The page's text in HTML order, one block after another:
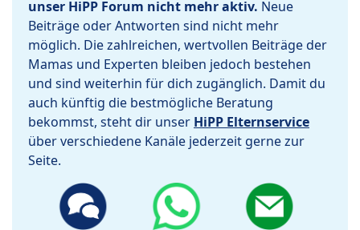
unser HiPP Forum nicht mehr aktiv. Neue
Beiträge oder Antworten sind nicht mehr
möglich. Die zahlreichen, wertvollen Beiträge der
Mamas und Experten bleiben jedoch bestehen
und sind weiterhin für dich zugänglich. Damit du
auch künftig die bestmögliche Beratung
bekommst, steht dir unser HiPP Elternservice
über verschiedene Kanäle jederzeit gerne zur
Seite.